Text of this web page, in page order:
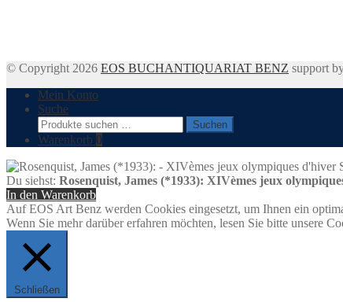
© Copyright 2026 EOS BUCHANTIQUARIAT BENZ support
Mein Konto
Suche
Suchen
nach:
Suchen
Warenkorb 0
Du siehst: Rosenquist, James (*1933): XIVèmes jeux
In den Warenkorb
Auf EOS Art Benz werden Cookies eingesetzt, um Ihnen ein
Wenn Sie mehr darüber erfahren möchten, lesen Sie bitte unsere
Schließen